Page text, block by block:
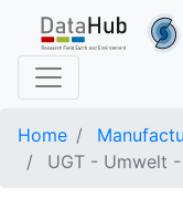
Home
UGT - Umwelt